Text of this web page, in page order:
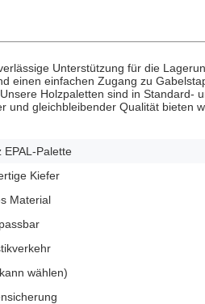
Unterstützung für die
einfachen Zugang zu
Holzpaletten sind in Standard-
gleichbleibender Qualität bieten
EPAL-Palette
Kiefer
Material
wählen)